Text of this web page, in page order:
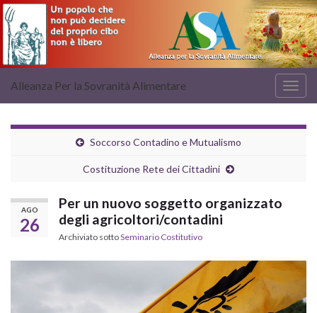
la
Alleanza Per la Sovranità Alimentare
Soccorso Contadino e Mutualismo
Costituzione Rete dei Cittadini
AGO
26
Per un nuovo soggetto organizzato
degli agricoltori/contadini
Archiviato sottoSeminario Costitutivo